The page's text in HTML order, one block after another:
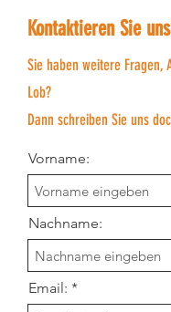
Kontaktieren Sie
Sie haben weitere Fragen,
Lob?
Dann schreiben Sie uns
Vorname:
Nachname:
Email: